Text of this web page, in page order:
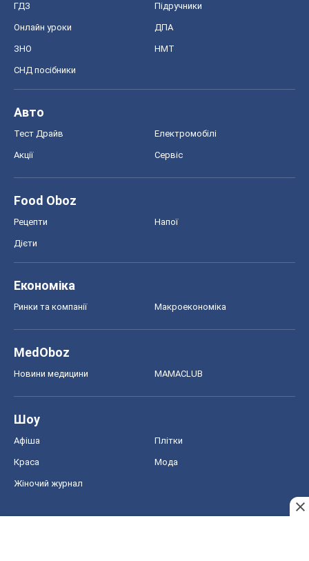
ГДЗ Підручники
Онлайн уроки ДПА
ЗНО НМТ
СНД посібники
Авто
Тест Драйв Електромобілі
Акції Сервіс
Food Oboz
Рецепти Напої
Дієти
Економіка
Ринки та компанії Макроекономіка
MedOboz
Новини медицини MAMACLUB
Шоу
Афіша Плітки
Краса Мода
Жіночий журнал